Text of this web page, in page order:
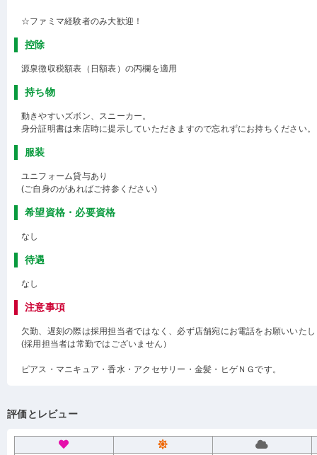
☆ファミマ経験者のみ大歓迎！
控除
源泉徴収税額表（日額表）の丙欄を適用
持ち物
動きやすいズボン、スニーカー。
身分証明書は来店時に提示していただきますので忘れずにお持ちください。
服装
ユニフォーム貸与あり
(ご自身のがあればご持参ください)
希望資格・必要資格
なし
待遇
なし
注意事項
欠勤、遅刻の際は採用担当者ではなく、必ず店舗宛にお電話をお願いいた
(採用担当者は常勤ではございません）
ピアス・マニキュア・香水・アクセサリー・金髪・ヒゲＮＧです。
評価とレビュー